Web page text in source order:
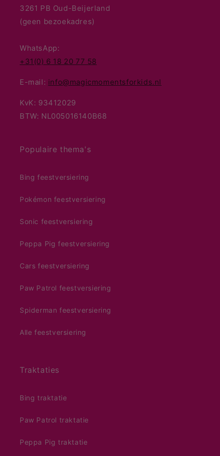
3261 PB Oud-Beijerland
(geen bezoekadres)
WhatsApp:
+31(0) 6 18 20 77 58
E-mail: info@magicmomentsforkids.nl
KvK: 93412029
BTW: NL005016140B68
Populaire thema's
Bing feestversiering
Pokémon feestversiering
Sonic feestversiering
Peppa Pig feestversiering
Cars feestversiering
Paw Patrol feestversiering
Spiderman feestversiering
Alle feestversiering
Traktaties
Bing traktatie
Paw Patrol traktatie
Peppa Pig traktatie